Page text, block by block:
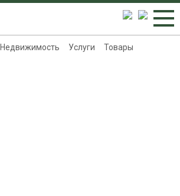
Недвижимость Услуги Товары